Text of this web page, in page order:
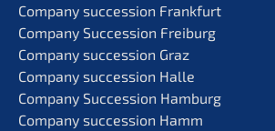
Compa­ny succes­si­on Frankfurt
Compa­ny Succes­si­on Freiburg
Compa­ny succes­si­on Graz
Compa­ny succes­si­on Halle
Compa­ny Succes­si­on Hamburg
Compa­ny succes­si­on Hamm